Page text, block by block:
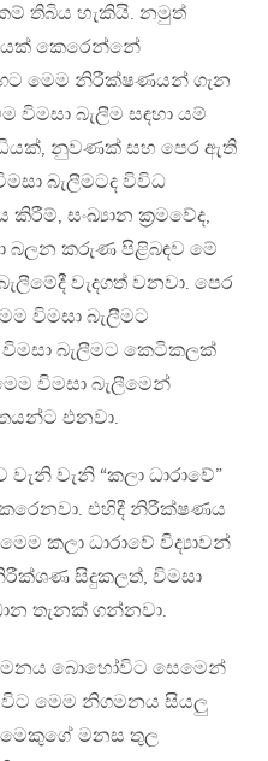
තිබිය හැකියි. නමුත්
කෙරෙන්නේ
මෙම නිරීක්ෂණයන් ගැන
විමසා බැලීම සඳහා යම්
නුවණක් සහ පෙර ඇති
බැලීමටද විවිධ
සංඛ්‍යාන ක්‍රමවේද,
කරුණ පිළිබඳව මේ
වැදගත් වනවා. පෙර
විමසා බැලීමට
බැලීමට කෙටිකලක්
විමසා බැලීමෙන්
එනවා.
වැනි වැනි “කලා ධාරාවේ”
එහිදී නිරීක්ෂණය
කලා ධාරාවේ විද්‍යාවන්
සිදුකලත්, විමසා
තැනක් ගන්නවා.
බොහෝවිට සෙමෙන්
මෙම නිගමනය සියලු
මනස තුල